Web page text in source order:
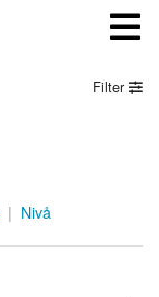
Filter
| Nivå